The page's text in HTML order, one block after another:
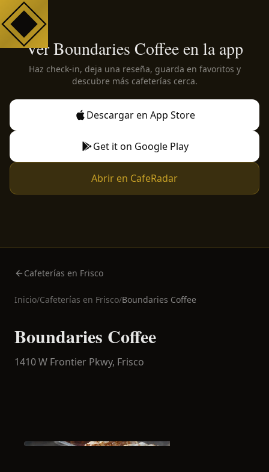
Ver Boundaries Coffee en la app
Haz check-in, deja una reseña, guarda en favoritos y
descubre más cafeterías cerca.
Descargar en App Store
Get it on Google Play
Abrir en CafeRadar
Cafeterías en Frisco
Inicio/Cafeterías en Frisco/Boundaries Coffee
Boundaries Coffee
1410 W Frontier Pkwy, Frisco